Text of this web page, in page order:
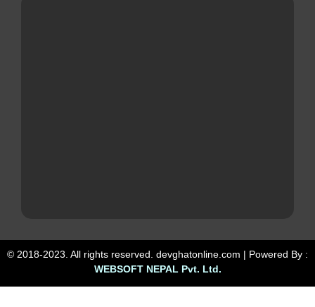
© 2018-2023. All rights reserved. devghatonline.com | Powered By :
WEBSOFT NEPAL Pvt. Ltd.